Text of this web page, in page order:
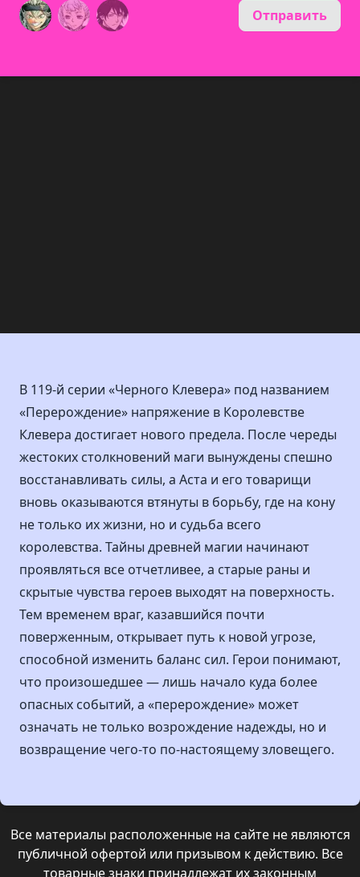
Отправить
В 119-й серии «Черного Клевера» под названием
«Перерождение» напряжение в Королевстве
Клевера достигает нового предела. После череды
жестоких столкновений маги вынуждены спешно
восстанавливать силы, а Аста и его товарищи
вновь оказываются втянуты в борьбу, где на кону
не только их жизни, но и судьба всего
королевства. Тайны древней магии начинают
проявляться все отчетливее, а старые раны и
скрытые чувства героев выходят на поверхность.
Тем временем враг, казавшийся почти
поверженным, открывает путь к новой угрозе,
способной изменить баланс сил. Герои понимают,
что произошедшее — лишь начало куда более
опасных событий, а «перерождение» может
означать не только возрождение надежды, но и
возвращение чего-то по-настоящему зловещего.
Все материалы расположенные на сайте не являются
публичной офертой или призывом к действию. Все
товарные знаки принадлежат их законным